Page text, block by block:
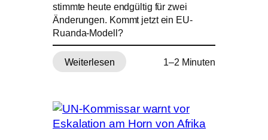
stimmte heute endgültig für zwei
Änderungen. Kommt jetzt ein EU-
Ruanda-Modell?
Weiterlesen
:
billigt
final
1–2 Minuten